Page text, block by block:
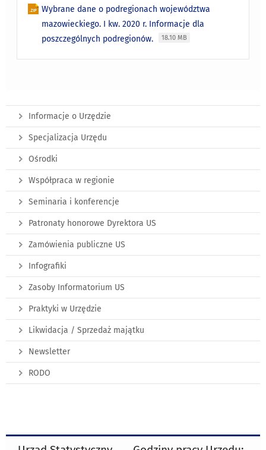
Wybrane dane o podregionach województwa
mazowieckiego. I kw. 2020 r. Informacje dla
poszczególnych podregionów.
18.10 MB
Informacje o Urzędzie
Specjalizacja Urzędu
Ośrodki
Współpraca w regionie
Seminaria i konferencje
Patronaty honorowe Dyrektora US
Zamówienia publiczne US
Infografiki
Zasoby Informatorium US
Praktyki w Urzędzie
Likwidacja / Sprzedaż majątku
Newsletter
RODO